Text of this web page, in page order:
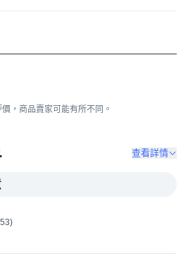
，商品賣家可能有所不同。
查看詳情